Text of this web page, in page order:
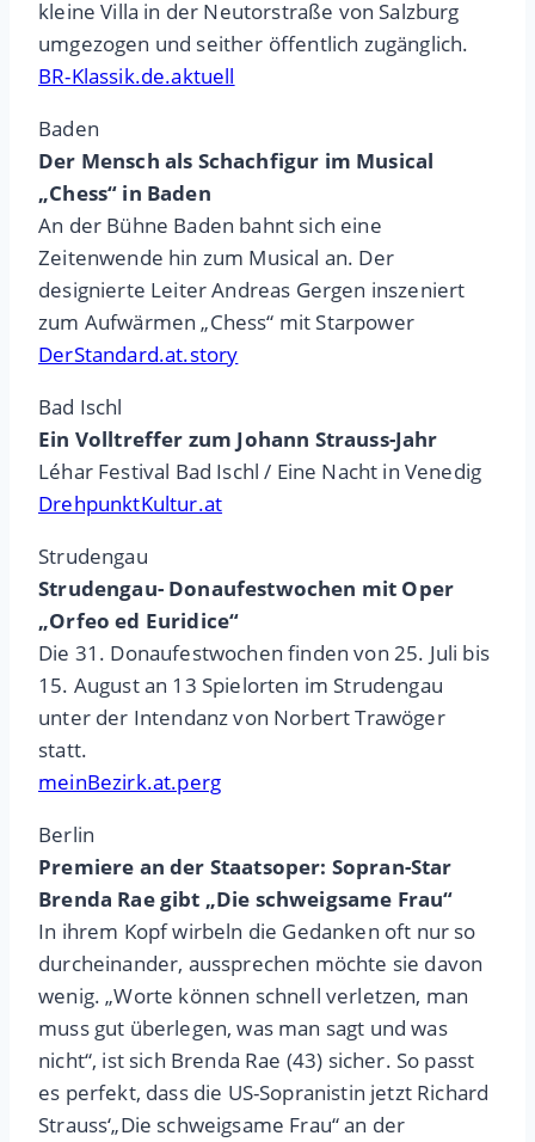
kleine Villa in der Neutorstraße von Salzburg
umgezogen und seither öffentlich zugänglich.
BR-Klassik.de.aktuell
Baden
Der Mensch als Schachfigur im Musical
„Chess“ in Baden
An der Bühne Baden bahnt sich eine
Zeitenwende hin zum Musical an. Der
designierte Leiter Andreas Gergen inszeniert
zum Aufwärmen „Chess“ mit Starpower
DerStandard.at.story
Bad Ischl
Ein Volltreffer zum Johann Strauss-Jahr
Léhar Festival Bad Ischl / Eine Nacht in Venedig
DrehpunktKultur.at
Strudengau
Strudengau- Donaufestwochen mit Oper
„Orfeo ed Euridice“
Die 31. Donaufestwochen finden von 25. Juli bis
15. August an 13 Spielorten im Strudengau
unter der Intendanz von Norbert Trawöger
statt.
meinBezirk.at.perg
Berlin
Premiere an der Staatsoper: Sopran-Star
Brenda Rae gibt „Die schweigsame Frau“
In ihrem Kopf wirbeln die Gedanken oft nur so
durcheinander, aussprechen möchte sie davon
wenig. „Worte können schnell verletzen, man
muss gut überlegen, was man sagt und was
nicht“, ist sich Brenda Rae (43) sicher. So passt
es perfekt, dass die US-Sopranistin jetzt Richard
Strauss‘„Die schweigsame Frau“ an der